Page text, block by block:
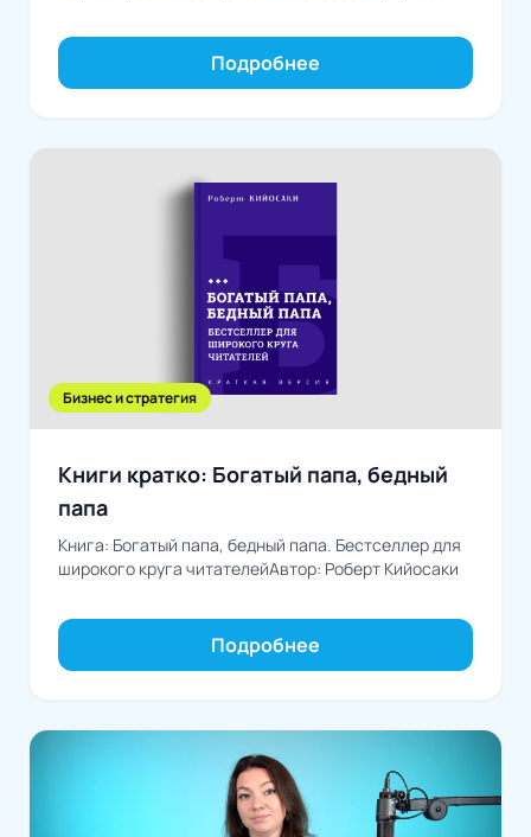
повседневной жизни
Подробнее
Бизнес и стратегия
Книги кратко: Богатый папа, бедный
папа
Книга: Богатый папа, бедный папа. Бестселлер для
широкого круга читателейАвтор: Роберт Кийосаки
Подробнее